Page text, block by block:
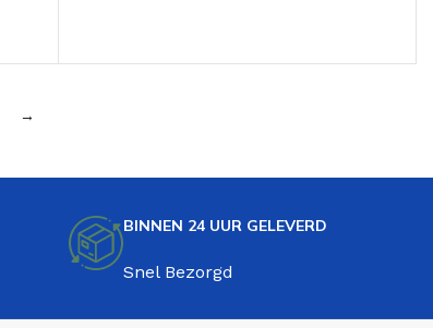
→
BINNEN 24 UUR GELEVERD
Snel Bezorgd